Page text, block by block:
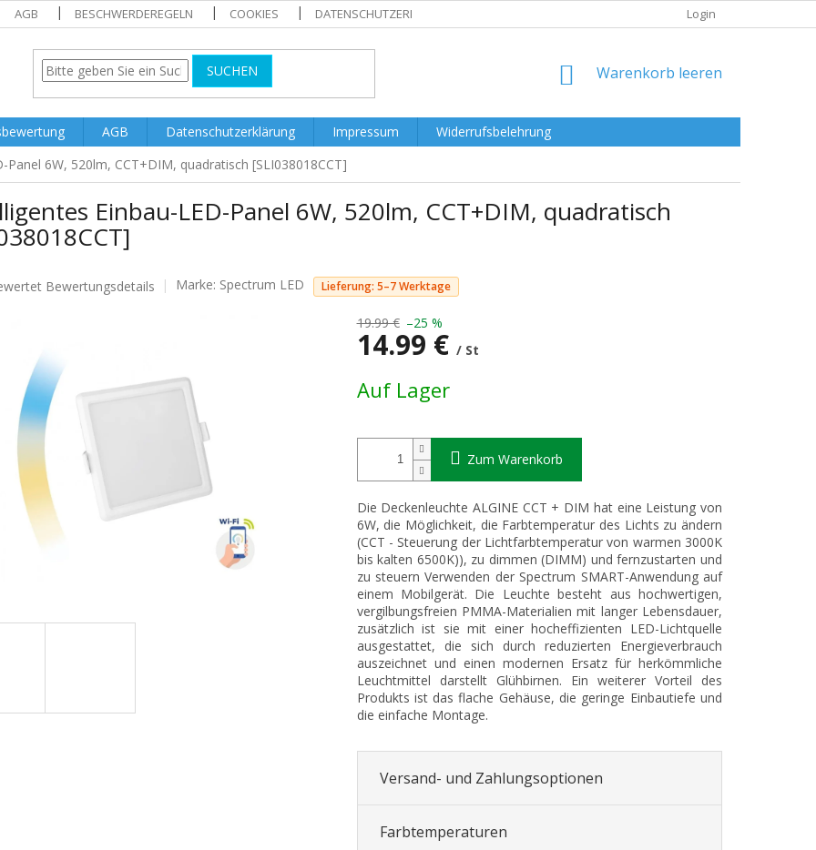
AGB BESCHWERDEREGELN COOKIES DATENSCHUTZERKLÄRUNG Login
SUCHEN WARENKORB
Warenkorb leeren
AGB Datenschutzerklärung Impressum
Widerrufsbelehrung
Panel 6W, 520lm, CCT+DIM, quadratisch [SLI038018CCT]
Einbau-LED-Panel 6W, 520lm, CCT+DIM, quadratisch
Bewertungsdetails Marke: Spectrum LED Lieferung: 5–7 Werktage
19.99 € –25 %
14.99 € / St
Auf Lager
Zum Warenkorb
Die Deckenleuchte ALGINE CCT + DIM hat eine Leistung von
6W, die Möglichkeit, die Farbtemperatur des Lichts zu ändern
(CCT - Steuerung der Lichtfarbtemperatur von warmen 3000K
bis kalten 6500K)), zu dimmen (DIMM) und fernzustarten und
zu steuern Verwenden der Spectrum SMART-Anwendung auf
einem Mobilgerät. Die Leuchte besteht aus hochwertigen,
vergilbungsfreien PMMA-Materialien mit langer Lebensdauer,
zusätzlich ist sie mit einer hocheffizienten LED-Lichtquelle
ausgestattet, die sich durch reduzierten Energieverbrauch
auszeichnet und einen modernen Ersatz für herkömmliche
Leuchtmittel darstellt Glühbirnen. Ein weiterer Vorteil des
Produkts ist das flache Gehäuse, die geringe Einbautiefe und
die einfache Montage.
Versand- und Zahlungsoptionen
Farbtemperaturen